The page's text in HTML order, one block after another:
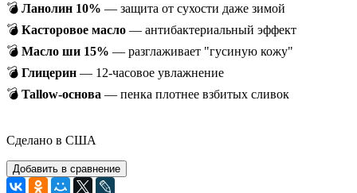
💣 Ланолин 10% — защита от сухости даже зимой
💣 Касторовое масло — антибактериальный эффект
💣 Масло ши 15% — разглаживает "гусиную кожу"
💣 Глицерин — 12-часовое увлажнение
💣 Tallow-основа — пенка плотнее взбитых сливок
Сделано в США
Добавить в сравнение